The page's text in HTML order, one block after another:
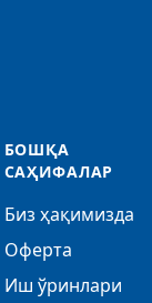
БОШҚА
САҲИФАЛАР
Биз ҳақимизда
Оферта
Иш ўринлари